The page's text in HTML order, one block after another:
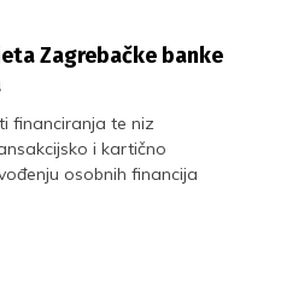
Zagrebačke banke
financiranja te niz
i kartično
osobnih financija